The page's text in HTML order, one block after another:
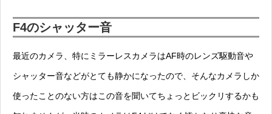
F4のシャッター音
最近のカメラ、特にミラーレスカメラはAF時のレンズ駆動音や
シャッター音などがとても静かになったので、そんなカメラしか
使ったことのない方はこの音を聞いてちょっとビックリするかも